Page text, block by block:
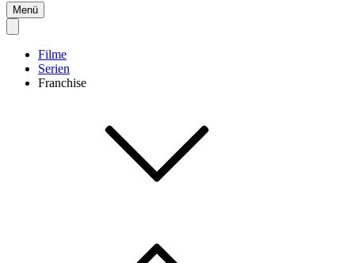
Menü
Filme
Serien
Franchise